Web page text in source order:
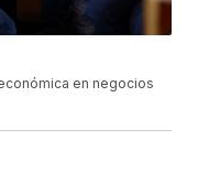
en negocios